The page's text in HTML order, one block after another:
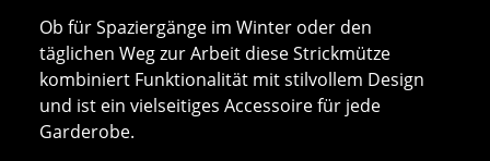
Ob für Spaziergänge im Winter oder den
täglichen Weg zur Arbeit diese Strickmütze
kombiniert Funktionalität mit stilvollem Design
und ist ein vielseitiges Accessoire für jede
Garderobe.